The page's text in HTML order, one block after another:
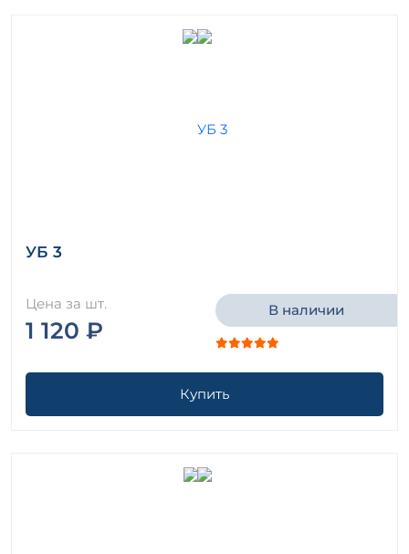
УБ 3
Цена за шт.
1 120 ₽
В наличии
Купить